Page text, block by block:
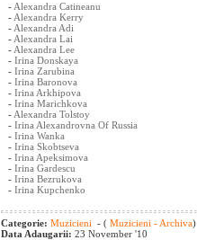
- Alexandra Catineanu
- Alexandra Kerry
- Alexandra Adi
- Alexandra Lai
- Alexandra Lee
- Irina Donskaya
- Irina Zarubina
- Irina Baronova
- Irina Arkhipova
- Irina Marichkova
- Alexandra Tolstoy
- Irina Alexandrovna Of Russia
- Irina Wanka
- Irina Skobtseva
- Irina Apeksimova
- Irina Gardescu
- Irina Bezrukova
- Irina Kupchenko
Categorie: Muzicieni - ( Muzicieni - Archiva)
Data Adaugarii: 23 November '10